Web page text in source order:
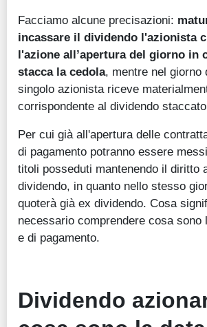
Facciamo alcune precisazioni:
incassare il dividendo l'azionista
l'azione all’apertura del giorno in
stacca la cedola, mentre nel giorno
singolo azionista riceve
corrispondente al dividendo
Per cui già all'apertura delle
di pagamento potranno essere
titoli posseduti mantenendo il diritto
dividendo, in quanto nello stesso
quoterà già ex dividendo. Cosa
necessario comprendere cosa sono
e di pagamento.
Dividendo